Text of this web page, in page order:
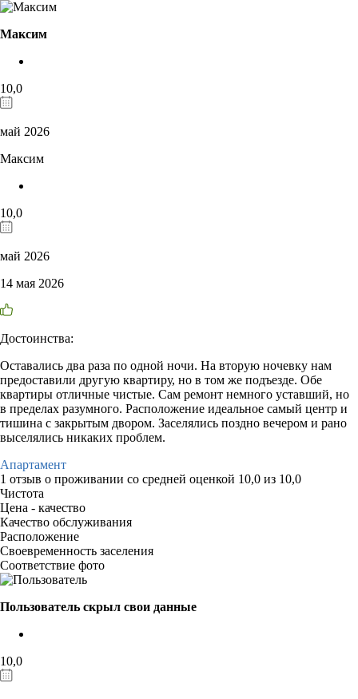
Максим
10,0
май 2026
Максим
10,0
май 2026
14 мая 2026
Достоинства:
Оставались два раза по одной ночи. На вторую ночевку нам
предоставили другую квартиру, но в том же подъезде. Обе
квартиры отличные чистые. Сам ремонт немного уставший, но
в пределах разумного. Расположение идеальное самый центр и
тишина с закрытым двором. Заселялись поздно вечером и рано
выселялись никаких проблем.
Апартамент
1 отзыв о проживании со средней оценкой 10,0 из 10,0
Чистота
Цена - качество
Качество обслуживания
Расположение
Своевременность заселения
Соответствие фото
Пользователь скрыл свои данные
10,0